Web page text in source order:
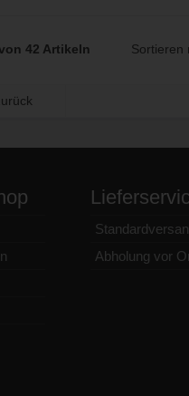
42 Artikeln Sortieren
Abholung vor